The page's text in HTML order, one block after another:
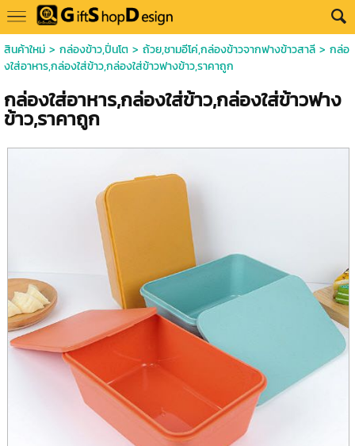
สินค้าใหม่> กล่องข้าว,ปิ่นโต> ถ้วย,ชามอีโค่,กล่องข้าวจากฟางข้าวสาลี> กล่อ
งใส่อาหาร,กล่องใส่ข้าว,กล่องใส่ข้าวฟางข้าว,ราคาถูก
กล่องใส่อาหาร,กล่องใส่ข้าว,กล่องใส่ข้าวฟาง
ข้าว,ราคาถูก